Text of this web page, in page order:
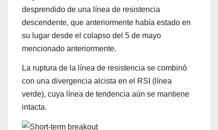
desprendido de una línea de resistencia
descendente, que anteriormente había estado en
su lugar desde el colapso del 5 de mayo
mencionado anteriormente.
La ruptura de la línea de resistencia se combinó
con una divergencia alcista en el RSI (línea
verde), cuya línea de tendencia aún se mantiene
intacta.